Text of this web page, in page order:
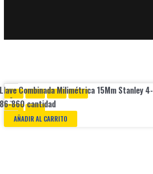
-
Combinada Milimétrica 15Mm Stanley 4-
860 cantidad
AÑADIR AL CARRITO